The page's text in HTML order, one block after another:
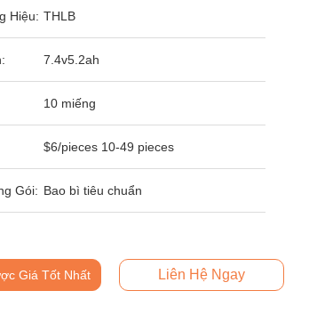
Hiệu: THLB
7.4v5.2ah
10 miếng
$6/pieces 10-49 pieces
Gói: Bao bì tiêu chuẩn
Giá Tốt Nhất Liên Hệ Ngay